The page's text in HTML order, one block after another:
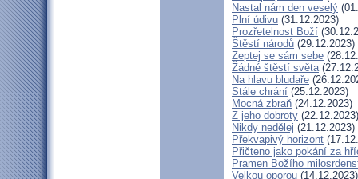
Nastal nám den veselý
Plní údivu (31.12.2023)
Prozřetelnost Boží
Štěstí národů (29.12.2023)
Zeptej se sám sebe
Žádné štěstí světa
Na hlavu bludaře
Stále chrání (25.12.2023)
Mocná zbraň (24.12.2023)
Z jeho dobroty (22.12.2023)
Nikdy nedělej (21.12.2023)
Překvapivý horizont
Přičteno jako pokání za
Pramen Božího
Velkou oporou (14.12.2023)